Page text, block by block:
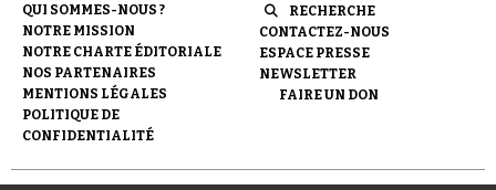
QUI SOMMES-NOUS ?
NOTRE MISSION
NOTRE CHARTE ÉDITORIALE
NOS PARTENAIRES
MENTIONS LÉGALES
POLITIQUE DE
CONFIDENTIALITÉ
RECHERCHE
CONTACTEZ-NOUS
ESPACE PRESSE
NEWSLETTER
FAIRE UN DON